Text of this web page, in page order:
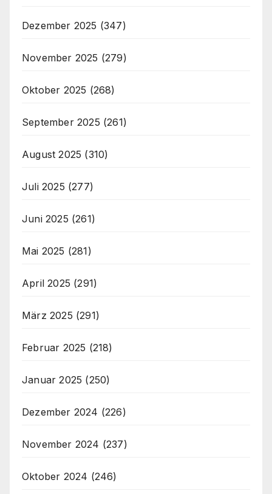
Dezember 2025 (347)
November 2025 (279)
Oktober 2025 (268)
September 2025 (261)
August 2025 (310)
Juli 2025 (277)
Juni 2025 (261)
Mai 2025 (281)
April 2025 (291)
März 2025 (291)
Februar 2025 (218)
Januar 2025 (250)
Dezember 2024 (226)
November 2024 (237)
Oktober 2024 (246)